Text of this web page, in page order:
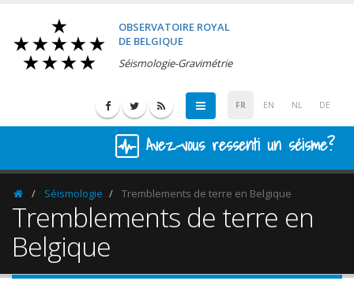
OBSERVATOIRE ROYAL
DE BELGIQUE
Séismologie-Gravimétrie
FR EN NL DE
Avez-vous ressenti un séisme?
HomepageSéismologie Tremblements de terre en Belgique
Tremblements de terre en
Belgique